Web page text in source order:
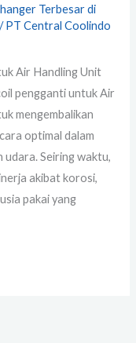
Terbesar di
/PT Central Coolindo
Air Handling Unit
pengganti untuk Air
mengembalikan
optimal dalam
udara. Seiring waktu,
akibat korosi,
pakai yang